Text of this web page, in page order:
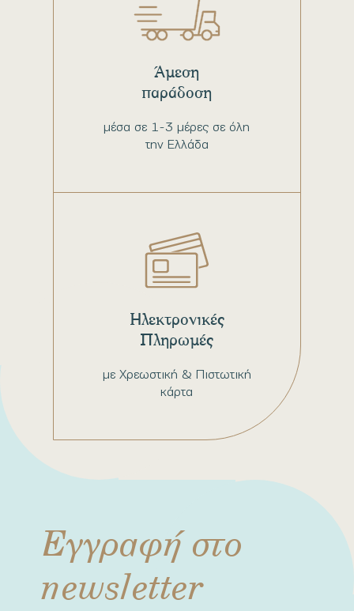
μέσα σε 1-3 μέρες σε όλη
την Ελλάδα
Άμεση
παράδοση
με Χρεωστική & Πιστωτική
κάρτα
Ηλεκτρονικές
Πληρωμές
Εγγραφή στο
newsletter